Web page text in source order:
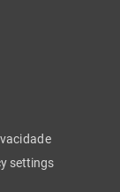
settings